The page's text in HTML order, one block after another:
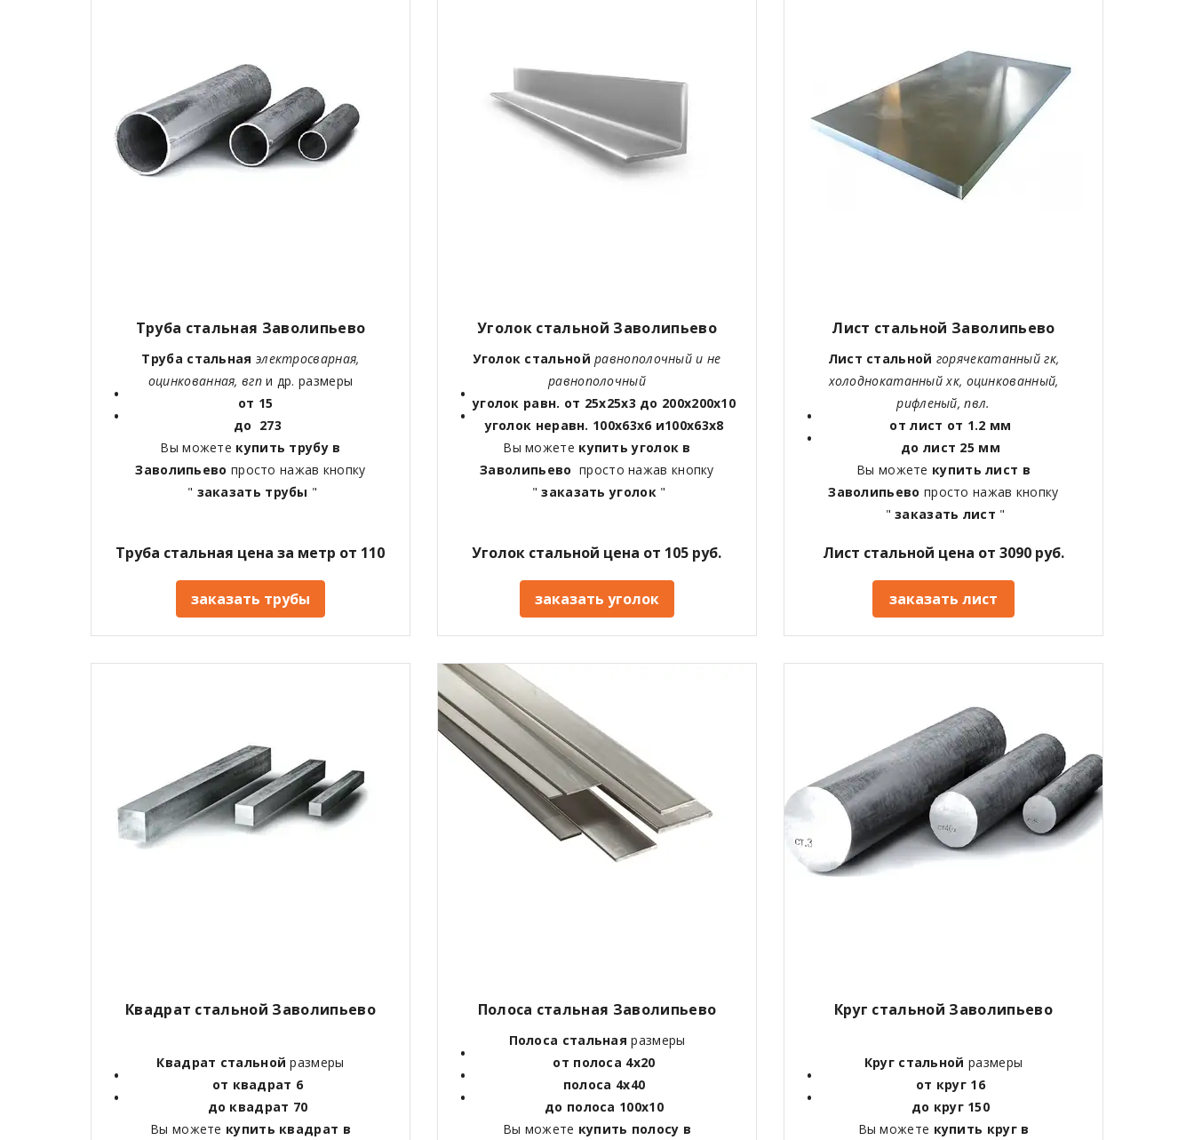
Труба стальная Заволипьево
Труба стальная электросварная,
оцинкованная, вгпи др. размеры
от 15
до 273
Вы можете купить трубу в
Заволипьево просто нажав кнопку
" заказать трубы "
Труба стальная цена за метр от 110
заказать трубы
Уголок стальной Заволипьево
Уголок стальнойравнополочный и не
равнополочный
уголок равн. от 25х25х3 до 200х200х10
уголок неравн. 100х63х6 и100х63х8
Вы можете купить уголок в
Заволипьевопросто нажав кнопку
" заказать уголок"
Уголок стальной цена от 105 руб.
заказать уголок
Лист стальной Заволипьево
Лист стальной горячекатанный гк,
холоднокатанный хк, оцинкованный,
рифленый, пвл.
от лист от 1.2 мм
до лист 25 мм
Вы можете купить лист в
Заволипьево просто нажав кнопку
"заказать лист "
Лист стальной цена от 3090 руб.
заказать лист
Квадрат стальной Заволипьево
Квадрат стальной размеры
от квадрат 6
до квадрат 70
Вы можете купить квадрат в
Полоса стальная Заволипьево
Полоса стальная размеры
от полоса 4х20
полоса 4х40
до полоса 100х10
Вы можете купить полосу в
Круг стальной Заволипьево
Круг стальной размеры
от круг 16
до круг 150
Вы можете купить круг в